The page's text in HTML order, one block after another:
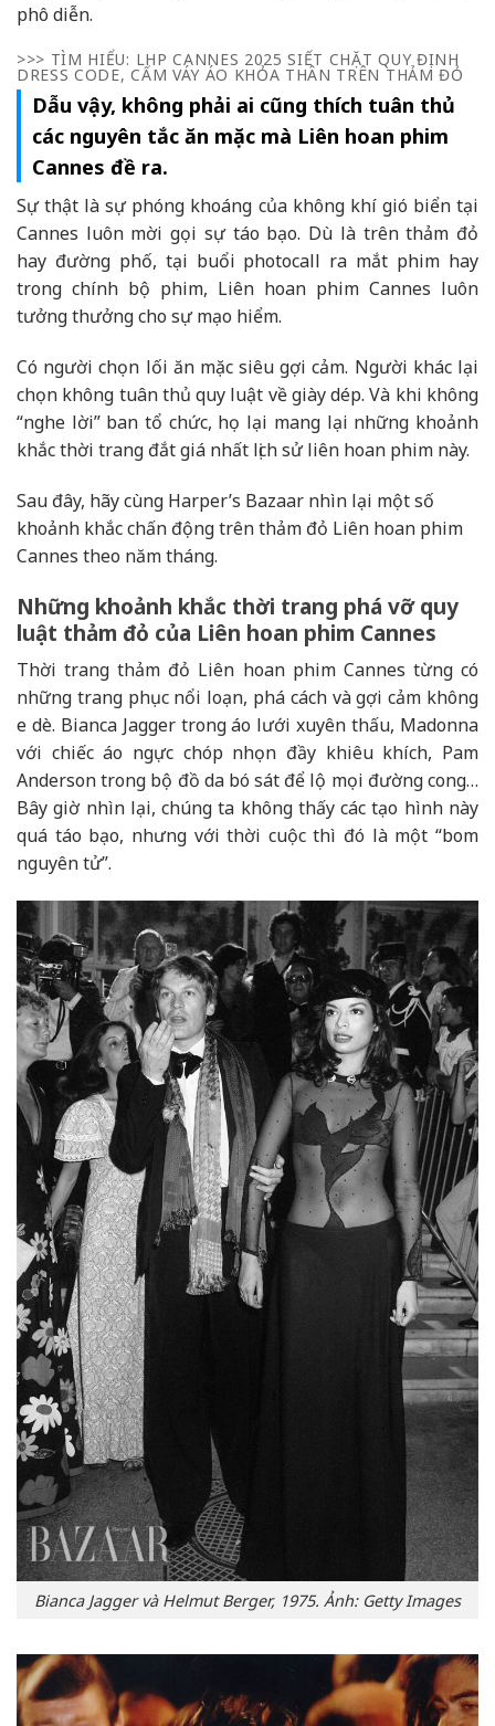
phô diễn.
>>> TÌM HIỂU: LHP CANNES 2025 SIẾT CHẶT QUY ĐỊNH
DRESS CODE, CẤM VÁY ÁO KHỎA THÂN TRÊN THẢM ĐỎ
Dẫu vậy, không phải ai cũng thích tuân thủ
các nguyên tắc ăn mặc mà Liên hoan phim
Cannes đề ra.
Sự thật là sự phóng khoáng của không khí gió biển tại
Cannes luôn mời gọi sự táo bạo. Dù là trên thảm đỏ
hay đường phố, tại buổi photocall ra mắt phim hay
trong chính bộ phim, Liên hoan phim Cannes luôn
tưởng thưởng cho sự mạo hiểm.
Có người chọn lối ăn mặc siêu gợi cảm. Người khác lại
chọn không tuân thủ quy luật về giày dép. Và khi không
“nghe lời” ban tổ chức, họ lại mang lại những khoảnh
khắc thời trang đắt giá nhất lịch sử liên hoan phim này.
Sau đây, hãy cùng Harper’s Bazaar nhìn lại một số
khoảnh khắc chấn động trên thảm đỏ Liên hoan phim
Cannes theo năm tháng.
Những khoảnh khắc thời trang phá vỡ quy
luật thảm đỏ của Liên hoan phim Cannes
Thời trang thảm đỏ Liên hoan phim Cannes từng có
những trang phục nổi loạn, phá cách và gợi cảm không
e dè. Bianca Jagger trong áo lưới xuyên thấu, Madonna
với chiếc áo ngực chóp nhọn đầy khiêu khích, Pam
Anderson trong bộ đồ da bó sát để lộ mọi đường cong…
Bây giờ nhìn lại, chúng ta không thấy các tạo hình này
quá táo bạo, nhưng với thời cuộc thì đó là một “bom
nguyên tử”.
Bianca Jagger và Helmut Berger, 1975. Ảnh: Getty Images